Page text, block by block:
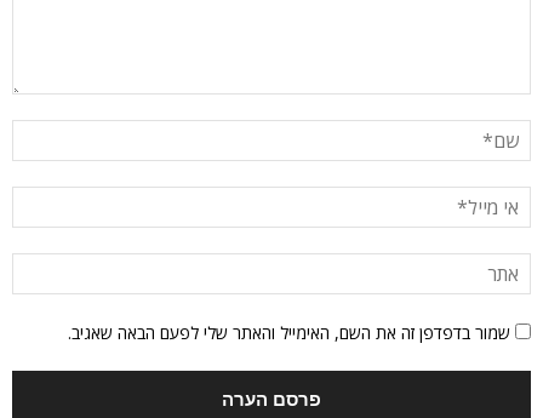
שמור בדפדפן זה את השם, האימייל והאתר שלי לפעם הבאה שאגיב.